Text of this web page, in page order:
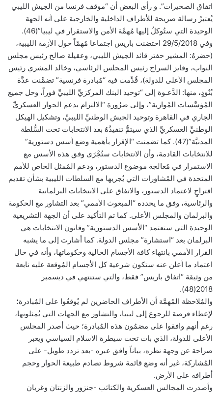
اتفاق الصخيرات”. و رأى البعض أن “موقف فرنسا من الجيش الليبي
يُعتبرُ رسالة صريحة للأطراف الداخلية والخارجية على أنه الجهة
الوحيدة التي ستُوكلُ إليها مُهمَّة الأمن والاستقرار في ليبيا”(46).
وفي 29/5/2018 احتضنت باريس اجتماعا مُهمّاً حول الأزمة الليبية،
(حضرهُ: المشير حفتر قائد الجيش الليبي، وعقيلة صالح رئيس مجلس
النواب، وفايز السراج رئيس المجلس الرئاسي، وخالد المشري رئيس
المجلس الأعلى للدولة)، قُدِّمت فيه “مُبادرة فرنسية” تضمَّنت عدَّة
بُنُودٍ، منها: الدَّعـوة إلى “توحيد البنك المركزيِّ الليبيِّ فوراً، وحل جميع
المُؤسَّسات المُوازية”، وإلى ضرُورة “الالتزام بدعم الحوار العسكريِّ
الجاري في القاهرة وتوحيد الجيش الوطنيِّ الليبيِّ، وتشكيل الهيكل
الوطنيِّ العسكريِّ الذي سيتمُّ تنفيذُهُ بعد الانتخابات تحت السُّلطة
المدنيَّة”(47). كما تضمنت “الإقرار بأهمية وضع أسس دستورية”
للانتخابات القادمة، وأن الانتخابات ستُجْرَى وفق هذه الأسس مع
الاستمرار في مُعالجة موضوع الدستور، ودعم المُمثل الخاص للأمم
المتحدة في المُشاورات التي يُجريها مع السلطات الليبية بشأن تقديم
اقتراحٍ لاعتماد الدستور، والاتفاق على الانتخابات البرلمانية
والرئاسية، وفق ما يحدده “المبعوث الأممي” بعد التشاور مع الحكومة
والبرلمان والمجلس الأعلى. كما تم التأكيد على أن الجهة التشريعية
الوحيدة التي ستعتمد “الأسس الدستورية” وقانون الانتخابات هي
البرلمان بعد “استشارة” مجلس الدولة. كما أشارت إلى ما يشبه
القرار الأممي بانتهاء كافة الأجسام الحالية وحكوماتها، وأنه في حال
اعتماد ما أعلن عنه ستكون شرعية كل الأجسام المُوقعة عليه نابعة
من وثيقة “اتفاق باريس” فقط، والتي ستنتهي في ديسمبر
2018(48).
والمُلاحظة المُهمَّة أن الأطراف الحاضرين لم يُوقعُوا على المُبادرة؛
لإعطاء فرصة للرجوع إلى ليبيا، والتشاور مع الجهات التي يُمثلونها،
رغم أنهم وافقوا على مضمُون هذه المُبادرة؛ حيث أصدر المجلس
الأعلى للدولة، الذي بات تحت سيطرة الاسلام السياسي ويعبر
صراحة عن وجهة نظره، بياناً وافق عبره -بعد تردد طويل- على
المُشاركة، غير أنه وضع قائمة شروط تصادم طبيعة الحوار وحجم
أطرافه على الأرض.
وأصدرت المجالس العسكرية والكتائب -جنزور والزنتان وغريان